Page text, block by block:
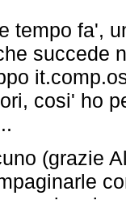
tempo fa',
succede
cosi' ho
(grazie